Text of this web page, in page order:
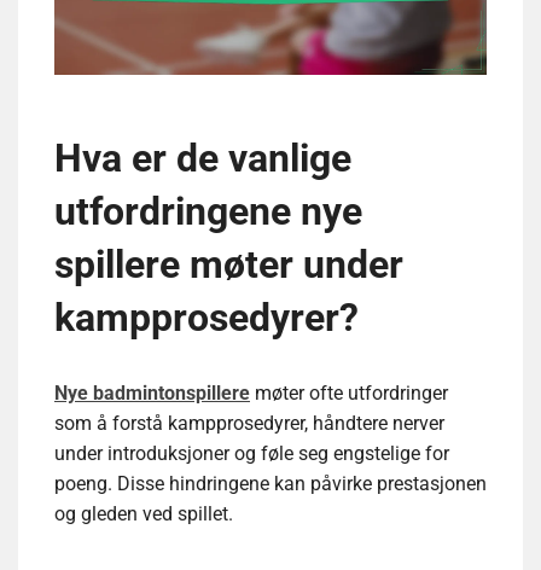
Hva er de vanlige
utfordringene nye
spillere møter under
kampprosedyrer?
Nye badmintonspillere møter ofte utfordringer
som å forstå kampprosedyrer, håndtere nerver
under introduksjoner og føle seg engstelige for
poeng. Disse hindringene kan påvirke prestasjonen
og gleden ved spillet.